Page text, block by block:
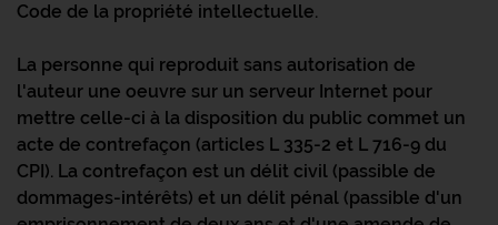
Code de la propriété intellectuelle.
La personne qui reproduit sans autorisation de
l'auteur une oeuvre sur un serveur Internet pour
mettre celle-ci à la disposition du public commet un
acte de contrefaçon (articles L 335-2 et L 716-9 du
CPI). La contrefaçon est un délit civil (passible de
dommages-intérêts) et un délit pénal (passible d'un